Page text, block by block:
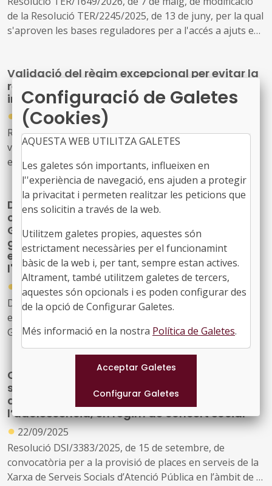
de la Resolució TER/2245/2025, de 13 de juny, per la qual
s'aproven les bases reguladores per a l'accés a ajuts en
persones joves
Validació del règim excepcional per evitar la
reclamació de deutes socials pendents en
infància i adolescència
●
10/11/2025
Resolució 432/XV del Parlament de Catalunya, de
validació del Decret llei 20/2025, sobre el règim
excepcional dels crèdits de la hisenda pública de la
Generalitat de Catalunya derivats de la gestió de
prestacions socials de caràcter econòmic en l'àmbit de la
infància i l'adolescència
Decret sobre el règim excepcional dels
crèdits de la hisenda pública de la
Generalitat de Catalunya derivats de la
gestió de prestacions socials de caràcter
econòmic en l'àmbit de la infància i
l'adolescència
●
02/10/2025
Decret llei 20/2025, de 30 de setembre, sobre el règim
excepcional dels crèdits de la hisenda pública de la
Generalitat de Catalunya derivats de la gestió de
prestacions socials de caràcter econòmic en l'àmbit de la
infància i l'adolescència
Convocatòria per a la provisió de places en
serveis de la Xarxa de Serveis Socials
d’Atenció Pública en l’àmbit de la infància i
l’adolescència, en règim de concert social
● 22/09/2025
Resolució DSI/3383/2025, de 15 de setembre, de
convocatòria per a la provisió de places en serveis de la
Xarxa de Serveis Socials d’Atenció Pública en l’àmbit de la
Configuració de Galetes
(Cookies)
AQUESTA WEB UTILITZA GALETES
Les galetes són importants, influeixen en
l''experiència de navegació, ens ajuden a protegir
la privacitat i permeten realitzar les peticions que
ens solicitin a través de la web.
Utilitzem galetes propies, aquestes són
estrictament necessàries per el funcionamint
bàsic de la web i, per tant, sempre estan actives.
Altrament, també utilitzem galetes de tercers,
aquestes són opcionals i es poden configurar des
de la opció de Configurar Galetes.
Més informació en la nostra Política de Galetes.